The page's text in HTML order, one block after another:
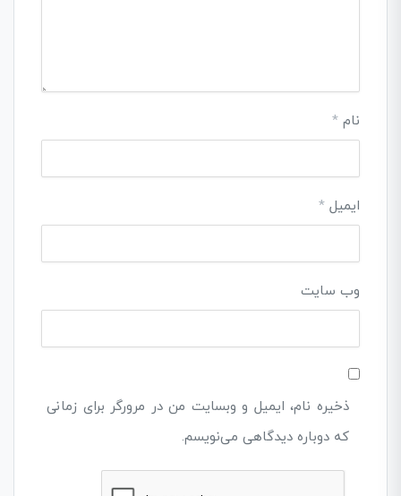
نام *
ایمیل *
وب‌ سایت
ذخیره نام، ایمیل و وبسایت من در مرورگر برای زمانی
که دوباره دیدگاهی می‌نویسم.